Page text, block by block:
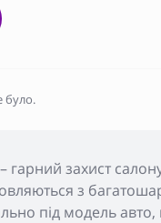
гарний захист
з
під модель
було.